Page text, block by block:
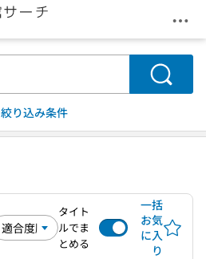
メ
検索
絞り込み条件
タイト
ルでま
とめる
一括
お気
に入
り